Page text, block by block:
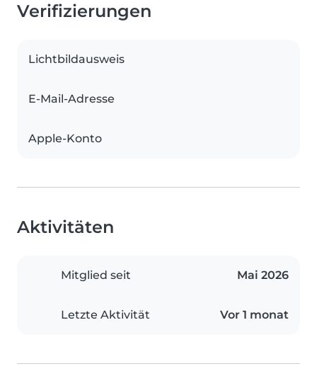
Verifizierungen
Lichtbildausweis
E-Mail-Adresse
Apple-Konto
Aktivitäten
Mitglied seit Mai 2026
Letzte Aktivität Vor 1 monat